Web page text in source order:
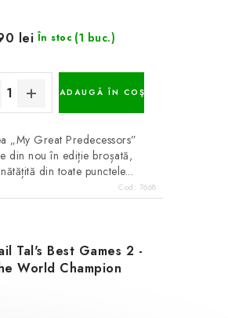
În stoc (1 buc.)
lei
ADAUGĂ ÎN COŞ
„My Great Predecessors”
din nou în ediție broșată,
din toate punctele...
Cod: 7668
Tal's Best Games 2 -
World Champion